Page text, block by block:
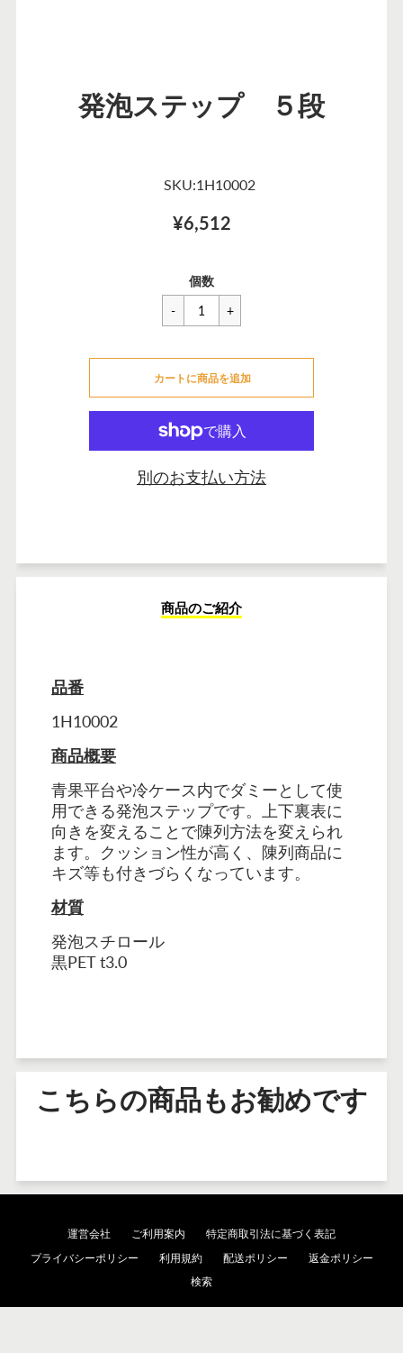
発泡ステップ ５段
SKU:1H10002
¥6,512
セ
ー
ル
格
一
般
価
¥6,512
個数
カートに商品を追加
別のお支払い方法
商品のご紹介
品番
1H10002
商品概要
青果平台や冷ケース内でダミーとして使
用できる発泡ステップです。上下裏表に
向きを変えることで陳列方法を変えられ
ます。クッション性が高く、陳列商品に
キズ等も付きづらくなっています。
材質
発泡スチロール
黒PET t3.0
こちらの商品もお勧めです
運営会社 ご利用案内
特定商取引法に基づく表記
プライバシーポリシー
利用規約 配送ポリシー
返金ポリシー
検索